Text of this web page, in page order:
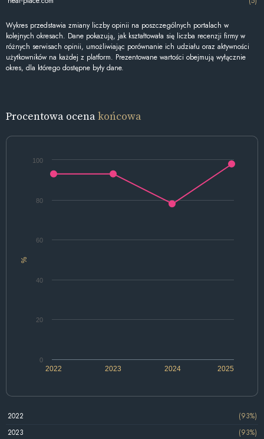
Wykres przedstawia zmiany liczby opinii na poszczególnych portalach w
kolejnych okresach. Dane pokazują, jak kształtowała się liczba recenzji firmy w
różnych serwisach opinii, umożliwiając porównanie ich udziału oraz aktywności
użytkowników na każdej z platform. Prezentowane wartości obejmują wyłącznie
okres, dla którego dostępne były dane.
Procentowa ocenakońcowa
%
2022 2024
2023 2025
0
20
40
60
80
100
2022
(93%)
2023
(93%)